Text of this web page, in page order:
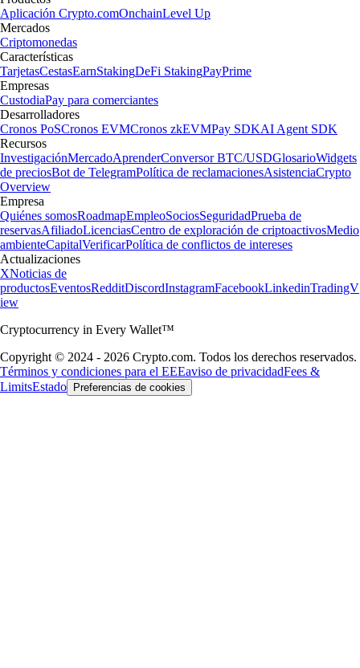
Aplicación Crypto.comOnchainLevel Up
Mercados
Criptomonedas
Características
TarjetasCestasEarnStakingDeFi StakingPayPrime
Empresas
CustodiaPay para comerciantes
Desarrolladores
Cronos PoSCronos EVMCronos zkEVMPay SDKAI Agent SDK
Recursos
InvestigaciónMercadoAprenderConversor BTC/USDGlosarioWidgets
de preciosBot de TelegramPolítica de reclamacionesAsistenciaCrypto
Overview
Empresa
Quiénes somosRoadmapEmpleoSociosSeguridadPrueba de
reservasAfiliadoLicenciasCentro de exploración de criptoactivosMedio
ambienteCapitalVerificarPolítica de conflictos de intereses
Actualizaciones
XNoticias de
productosEventosRedditDiscordInstagramFacebookLinkedinTradingV
iew
Cryptocurrency in Every Wallet™
Copyright © 2024 - 2026 Crypto.com. Todos los derechos reservados.
Términos y condiciones para el EEEaviso de privacidadFees &
LimitsEstado Preferencias de cookies